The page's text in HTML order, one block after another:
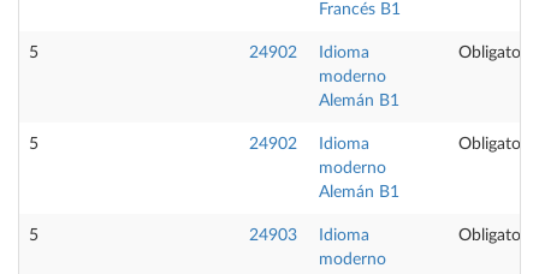
Francés B1
5 24902
Idioma
moderno
Alemán B1
Obligatoria
5 24902
Idioma
moderno
Alemán B1
Obligatoria
5 24903
Idioma
moderno
Obligatoria